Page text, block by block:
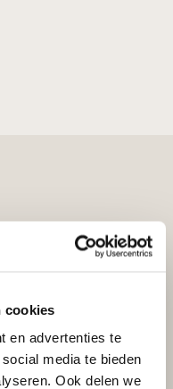
cookies
en advertenties te
media te bieden
Ook delen we
staal
staal